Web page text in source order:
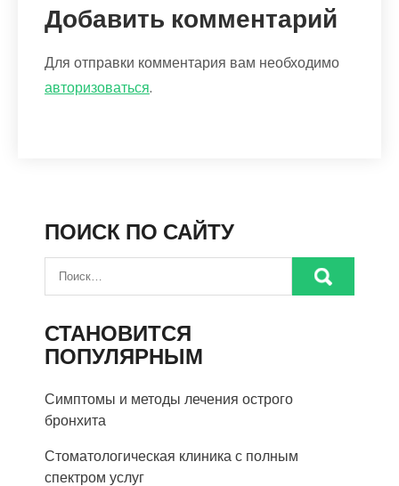
Добавить комментарий
Для отправки комментария вам необходимо
авторизоваться.
ПОИСК ПО САЙТУ
СТАНОВИТСЯ
ПОПУЛЯРНЫМ
Симптомы и методы лечения острого
бронхита
Стоматологическая клиника с полным
спектром услуг